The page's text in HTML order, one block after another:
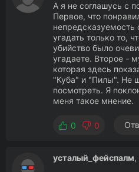
А я не соглашусь с
Первое, что
угадать только то,
убийство было
угадаете. Второе -
которая здесь
"Куба" и "Пилы". Не
посмотреть. Я
меня такое мнение.
0 0
усталый_фейспалм,